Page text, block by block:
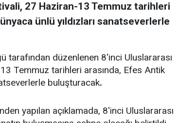
27 Haziran-13 Temmuz tarihleri
ünlü yıldızları sanatseverlerle
tarafından düzenlenen 8'inci Uluslararası
Temmuz tarihleri arasında, Efes Antik
buluşturacak.
yapılan açıklamada, 8'inci Uluslararası